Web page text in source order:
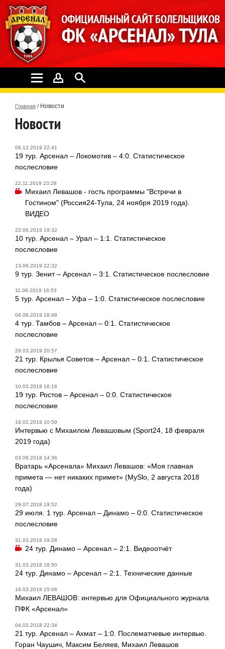
Главная / Новости
Новости
06.12.2019 22:41
19 тур. Арсенал – Локомотив – 4:0. Статистическое
послесловие
22.11.2019 23:28
Михаил Левашов - гость программы "Встречи в
Гостином" (Россия24-Тула, 24 ноября 2019 года).
ВИДЕО
22.09.2019 19:32
10 тур. Арсенал – Урал – 1:1. Статистическое
послесловие
13.09.2019 22:32
9 тур. Зенит – Арсенал – 3:1. Статистическое послесловие
11.08.2019 16:53
5 тур. Арсенал – Уфа – 1:0. Статистическое послесловие
04.08.2019 18:48
4 тур. Тамбов – Арсенал – 0:1. Статистическое
послесловие
29.03.2019 20:57
21 тур. Крылья Советов – Арсенал – 0:1. Статистическое
послесловие
10.03.2019 16:16
19 тур. Ростов – Арсенал – 0:0. Статистическое
послесловие
18.02.2019 10:59
Интервью с Михаилом Левашовым (Sport24, 18 февраля
2019 года)
03.08.2018 14:36
Вратарь «Арсенала» Михаил Левашов: «Моя главная
примета — нет никаких примет» (MySlo, 2 августа 2018
года)
29.07.2018 19:52
29 июля. 1 тур. Арсенал – Динамо – 0:0. Статистическое
послесловие
31.03.2018 19:28
24 тур. Динамо – Арсенал – 2:1. Видеоотчёт
31.03.2018 18:50
24 тур. Динамо – Арсенал – 2:1. Технические данные
18.03.2018 15:06
Михаил ЛЕВАШОВ: интервью для Официального журнала
ПФК «Арсенал»
04.03.2018 22:34
21 тур. Арсенал – Ахмат – 1:0. Послематчевые интервью.
Горан Чаушич, Максим Беляев, Михаил Левашов